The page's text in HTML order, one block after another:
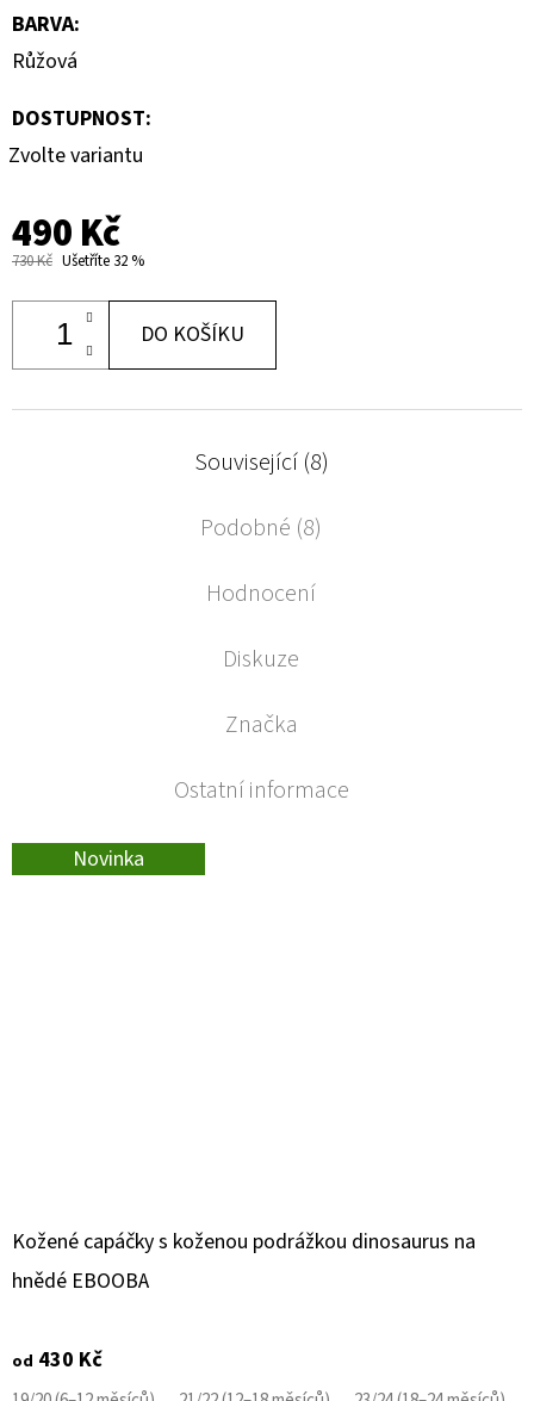
BARVA:
Růžová
DOSTUPNOST:
Zvolte variantu
490 Kč
730 Kč Ušetříte 32 %
DO KOŠÍKU
Související (8)
Podobné (8)
Hodnocení
Diskuze
Značka
Ostatní informace
Novinka
Kožené capáčky s koženou podrážkou dinosaurus na
hnědé EBOOBA
od 430 Kč